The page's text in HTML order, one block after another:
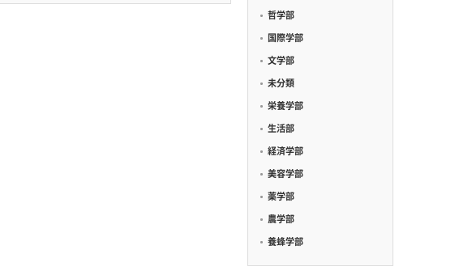
哲学部
国際学部
文学部
未分類
栄養学部
生活部
経済学部
美容学部
薬学部
農学部
養蜂学部